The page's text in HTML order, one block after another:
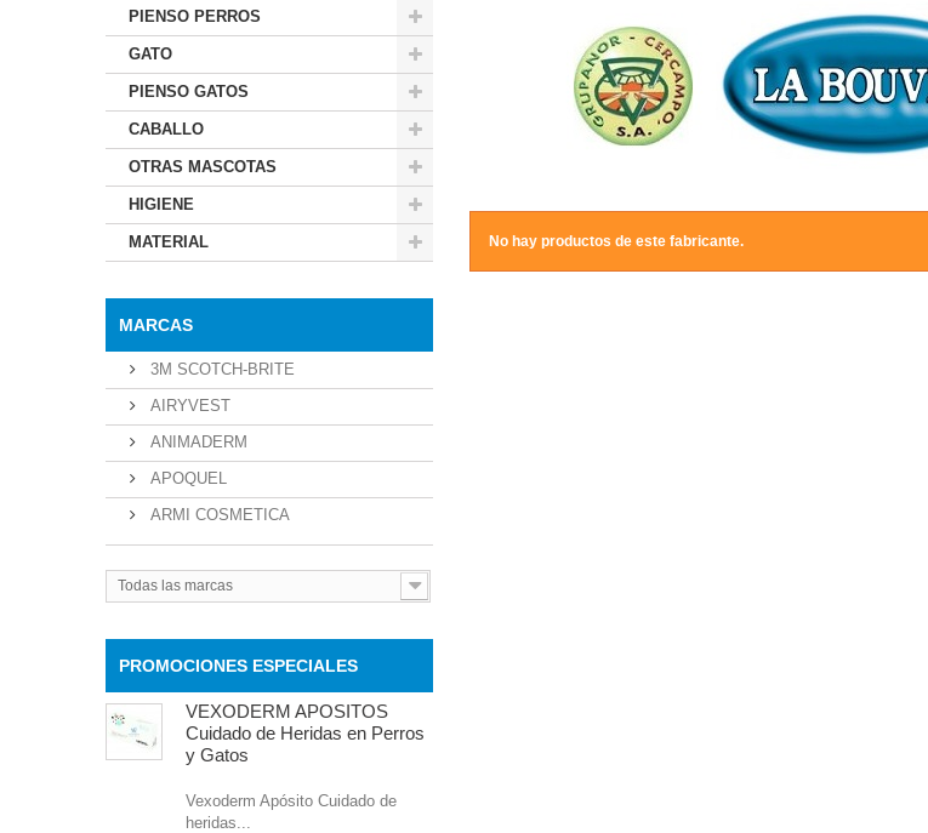
PIENSO PERROS
GATO
PIENSO GATOS
CABALLO
OTRAS MASCOTAS
HIGIENE
MATERIAL
MARCAS
3M SCOTCH-BRITE
AIRYVEST
ANIMADERM
APOQUEL
ARMI COSMETICA
Todas las marcas
PROMOCIONES ESPECIALES
VEXODERM APOSITOS
Cuidado de Heridas en Perros
y Gatos
Vexoderm Apósito Cuidado de
heridas...
No hay productos de este fabricante.